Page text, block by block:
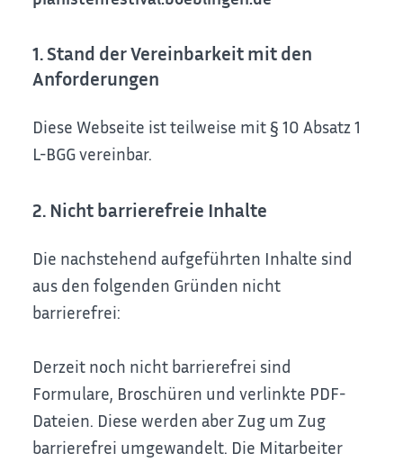
1. Stand der Vereinbarkeit mit den
Anforderungen
Diese Webseite ist teilweise mit § 10 Absatz 1
L-BGG vereinbar.
2. Nicht barrierefreie Inhalte
Die nachstehend aufgeführten Inhalte sind
aus den folgenden Gründen nicht
barrierefrei:
Derzeit noch nicht barrierefrei sind
Formulare, Broschüren und verlinkte PDF-
Dateien. Diese werden aber Zug um Zug
barrierefrei umgewandelt. Die Mitarbeiter